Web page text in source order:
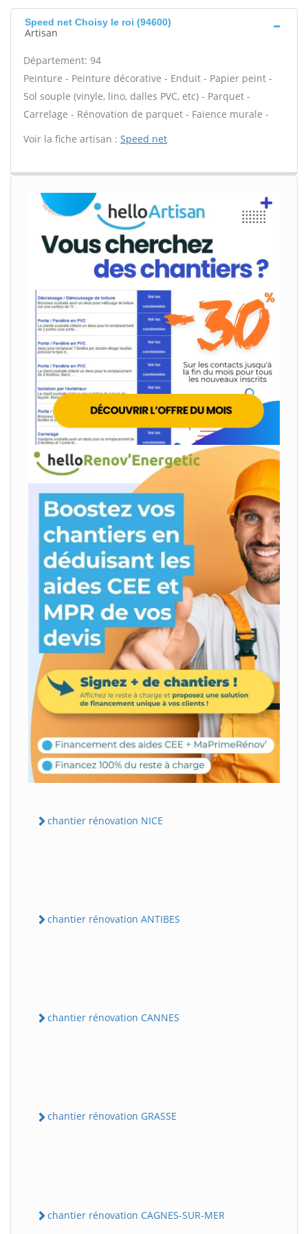
Speed net Choisy le roi (94600)
Artisan
Département: 94
Peinture - Peinture décorative - Enduit - Papier peint -
Sol souple (vinyle, lino, dalles PVC, etc) - Parquet -
Carrelage - Rénovation de parquet - Faïence murale -
Voir la fiche artisan : Speed net
chantier rénovation NICE
chantier rénovation ANTIBES
chantier rénovation CANNES
chantier rénovation GRASSE
chantier rénovation CAGNES-SUR-MER